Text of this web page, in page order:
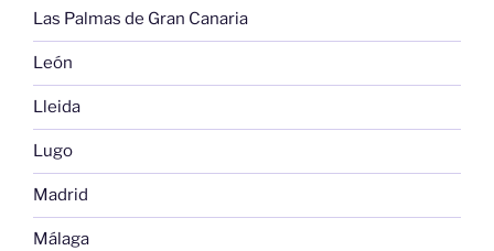
Las Palmas de Gran Canaria
León
Lleida
Lugo
Madrid
Málaga